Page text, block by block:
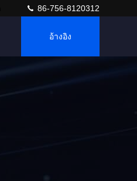
86-756-8120312
อ้างอิง